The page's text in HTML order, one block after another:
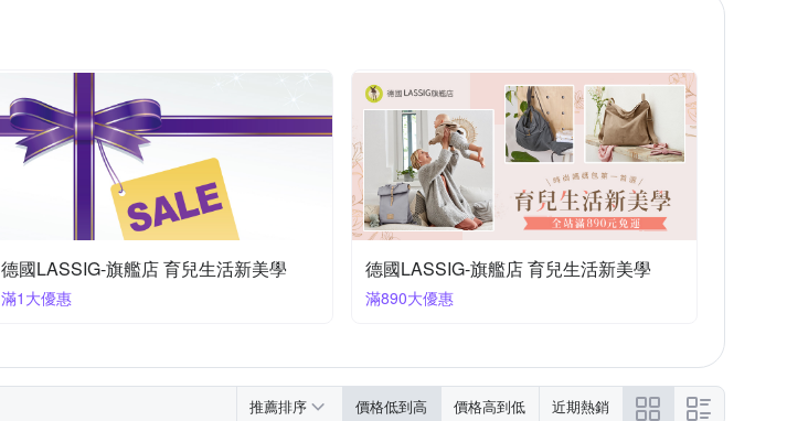
德國LASSIG-旗艦店 育兒生活新美學
滿1大優惠
德國LASSIG-旗艦店 育兒生活新美學
滿890大優惠
推薦排序 價格低到高 價格高到低 近期熱銷